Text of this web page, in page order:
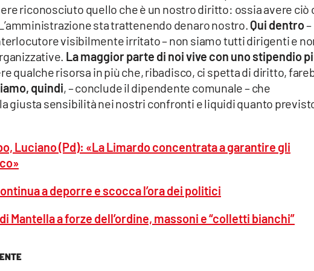
riconosciuto quello che è un nostro diritto: ossia avere ciò
sta trattenendo denaro nostro. Qui dentro–
visibilmente irritato – non siamo tutti dirigenti e
La maggior parte di noi vive con uno stipendio
qualche risorsa in più che, ribadisco, ci spetta di diritto,
quindi, – conclude il dipendente comunale – che
giusta sensibilità nei nostri confronti e liquidi quanto
Luciano (Pd): «La Limardo concentrata a garantire gli
a deporre e scocca l’ora dei politici
Mantella a forze dell’ordine, massoni e “colletti bianchi”